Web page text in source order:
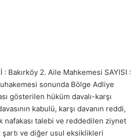
: Bakırköy 2. Aile Mahkemesi SAYISI :
sonunda Bölge Adliye
gösterilen hüküm davalı-karşı
kabulü, karşı davanın reddi,
talebi ve reddedilen ziynet
ve diğer usul eksiklikleri